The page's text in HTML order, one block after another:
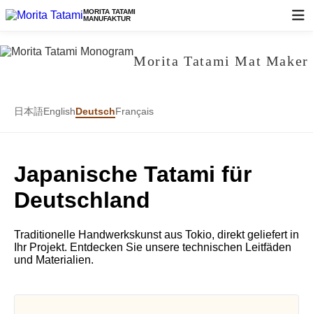
MORITA TATAMI
MANUFAKTUR
Morita Tatami Mat Maker
日本語EnglishDeutschFrançais
Japanische Tatami für
Deutschland
Traditionelle Handwerkskunst aus Tokio, direkt geliefert in
Ihr Projekt. Entdecken Sie unsere technischen Leitfäden
und Materialien.